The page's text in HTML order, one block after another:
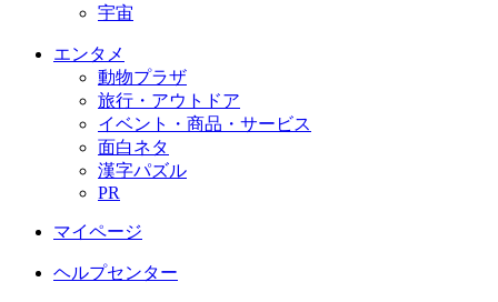
宇宙
エンタメ
動物プラザ
旅行・アウトドア
イベント・商品・サービス
面白ネタ
漢字パズル
PR
マイページ
ヘルプセンター